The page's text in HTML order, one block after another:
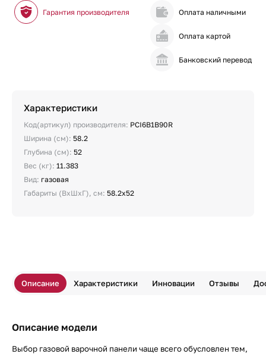
Гарантия производителя Оплата наличными
Оплата картой
Банковский перевод
Характеристики
Код(артикул) производителя: PCI6B1B90R
Ширина (см): 58.2
Глубина (см): 52
Вес (кг): 11.383
Вид: газовая
Габариты (ВхШхГ), см: 58.2х52
Описание Характеристики Инновации Отзывы
Описание модели
Выбор газовой варочной панели чаще всего обусловлен тем,